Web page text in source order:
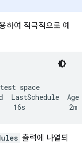
하여 적극적으로 예
space
Age
출력에 나열되